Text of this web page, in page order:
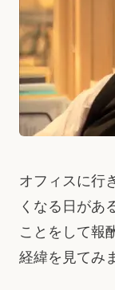
オフィスに行
くなる日があ
ことをして報
経緯を見てみ